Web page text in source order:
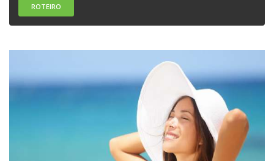
ROTEIRO